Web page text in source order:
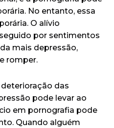
No entanto, essa
O alívio
por sentimentos
mais depressão,
romper.
das
pode levar ao
em pornografia pode
Quando alguém